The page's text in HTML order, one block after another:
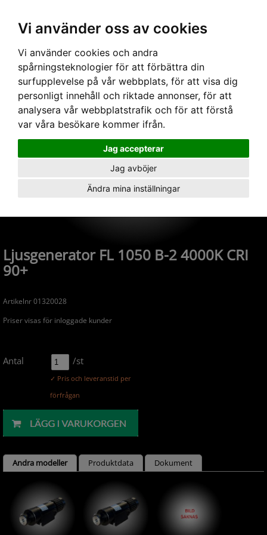
Vi använder oss av cookies
Vi använder cookies och andra
spårningsteknologier för att förbättra din
surfupplevelse på vår webbplats, för att visa dig
personligt innehåll och riktade annonser, för att
analysera vår webbplatstrafik och för att förstå
var våra besökare kommer ifrån.
Jag accepterar
Jag avböjer
Ändra mina inställningar
› Fiberoptik› Ljusgeneratorer› Ljusgenerator FL 1050 B-2 4000K CRI 90+
Ljusgenerator FL 1050 B-2 4000K CRI
90+
Artikelnr 01320028
Priser visas för inloggade kunder
Antal /st
✓ Pris och leveranstid per
förfrågan
Andra modeller Produktdata Dokument